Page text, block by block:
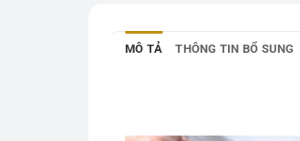
MÔ TẢ THÔNG TIN BỔ SUNG